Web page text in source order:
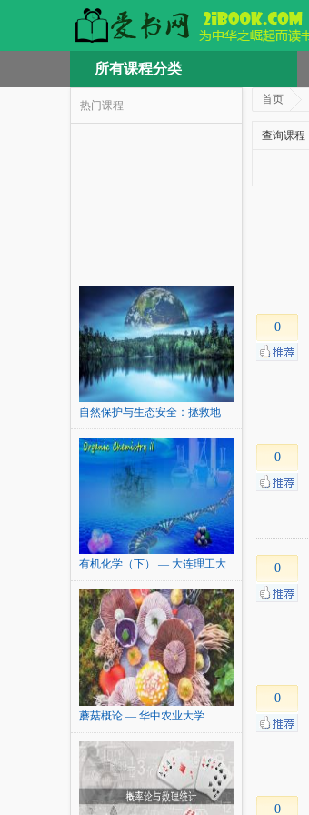
所有课程分类
热门课程
自然保护与生态安全：拯救地
球...
有机化学（下） — 大连理工大
学
蘑菇概论 — 华中农业大学
首页
查询课程
0
0
0
0
0